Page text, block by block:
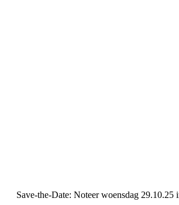
Save-the-Date: Noteer woensdag 29.10.25